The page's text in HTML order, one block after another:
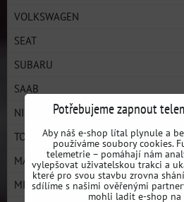
VOLKSWAGEN
SEAT
SUBARU
SAAB
NISSAN
TOYOTA
MAZDA
MITSUBISHI
Potřebujeme zapnout
Aby náš e-shop lítal plynule a
používáme soubory cookies.
telemetrie – pomáhají nám
vylepšovat uživatelskou trakci a
které pro svou stavbu zrovna
sdílíme s našimi ověřenými
mohli ladit e-shop na